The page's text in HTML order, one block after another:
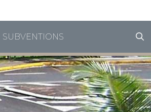
SUBVENTIONS